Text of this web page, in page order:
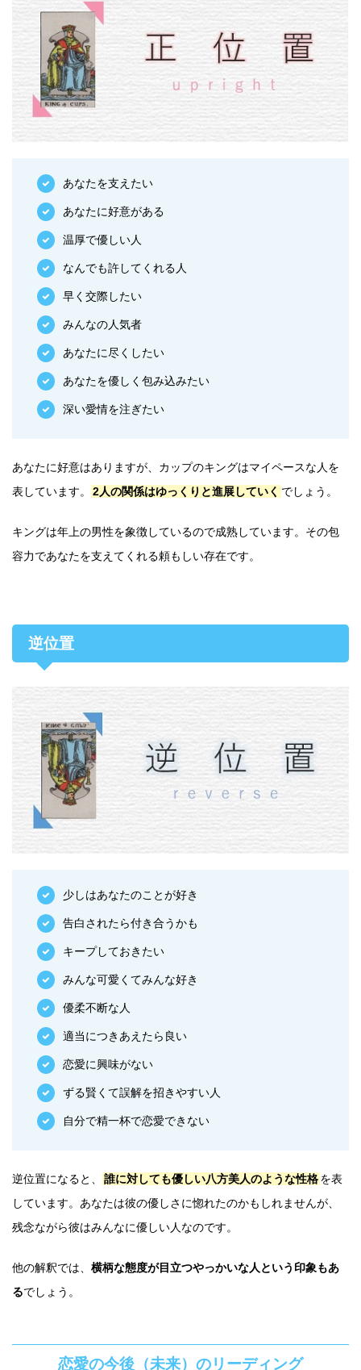
あなたを支えたい
あなたに好意がある
温厚で優しい人
なんでも許してくれる人
早く交際したい
みんなの人気者
あなたに尽くしたい
あなたを優しく包み込みたい
深い愛情を注ぎたい
あなたに好意はありますが、カップのキングはマイペースな人を
表しています。
2人の関係はゆっくりと進展していく でしょう。
キングは年上の男性を象徴しているので成熟しています。その包
容力であなたを支えてくれる頼もしい存在です。
逆位置
少しはあなたのことが好き
告白されたら付き合うかも
キープしておきたい
みんな可愛くてみんな好き
優柔不断な人
適当につきあえたら良い
恋愛に興味がない
ずる賢くて誤解を招きやすい人
自分で精一杯で恋愛できない
逆位置になると、 誰に対しても優しい八方美人のような性格を表
しています。あなたは彼の優しさに惚れたのかもしれませんが、
残念ながら彼はみんなに優しい人なのです。
他の解釈では、 横柄な態度が目立つやっかいな人という印象もあ
るでしょう。
恋愛の今後（未来）のリーディング